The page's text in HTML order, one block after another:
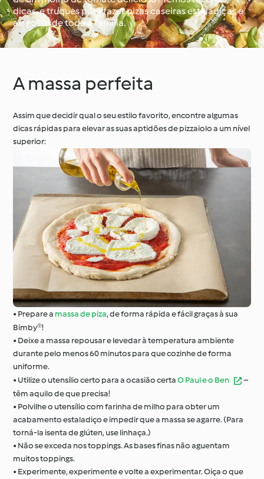
À volta do mundo com
o Cookidoo®
Aprenda com o
Cookidoo®
dicas, e truques para fazer pizas caseiras estaladiças e
ao gosto de toda a família.
A massa perfeita
Assim que decidir qual o seu estilo favorito, encontre algumas
dicas rápidas para elevar as suas aptidões de pizzaiolo a um nível
superior:
• Prepare a massa de piza, de forma rápida e fácil graças à sua
Bimby®!
• Deixe a massa repousar e levedar à temperatura ambiente
durante pelo menos 60 minutos para que cozinhe de forma
uniforme.
• Utilize o utensílio certo para a ocasião certaO Paul e o Ben
–
têm aquilo de que precisa!
• Polvilhe o utensílio com farinha de milho para obter um
acabamento estaladiço e impedir que a massa se agarre. (Para
torná-la isenta de glúten, use linhaça.)
• Não se exceda nos toppings. As bases finas não aguentam
muitos toppings.
• Experimente, experimente e volte a experimentar. Oiça o que